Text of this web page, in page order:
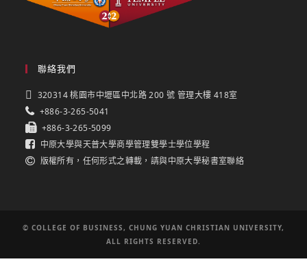
聯絡我們
320314 桃園市中壢區中北路 200 號 管理大樓 418室
+886-3-265-5041
+886-3-265-5099
中原大學與天普大學商學管理雙學士學位學程
版權所有，任何形式之轉載，請與中原大學秘書室聯絡
© COLLEGE OF BUSINESS, CHUNG YUAN CHRISTIAN UNIVERSITY,
ALL RIGHTS RESERVED.